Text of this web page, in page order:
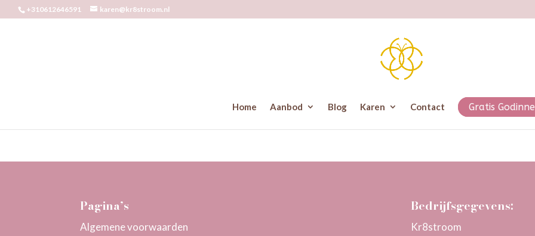
+310612646591 karen@kr8stroom.nl
Home Aanbod Blog Karen Contact Gratis
Pagina’s
Algemene voorwaarden
Bedrijfsgegevens:
Kr8stroom